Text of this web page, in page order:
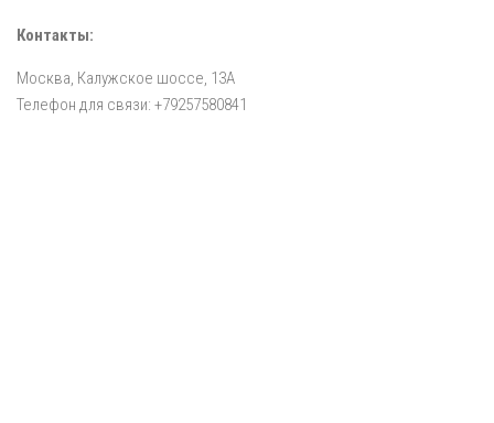
Контакты:
Москва, Калужское шоссе, 13А
Телефон для связи: +79257580841